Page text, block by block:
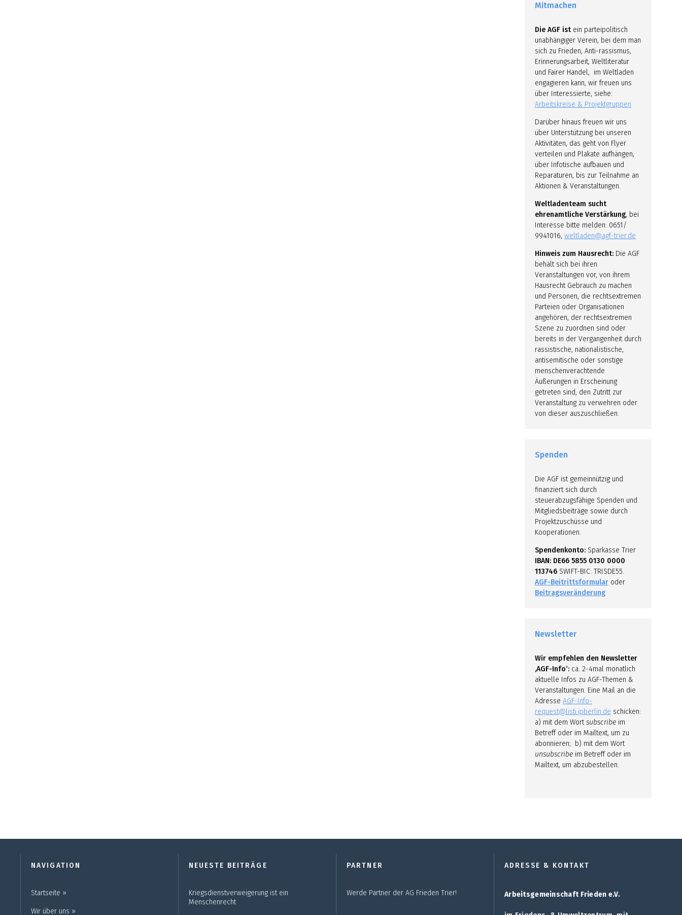
Mitmachen
Die AGF ist ein parteipolitisch
unabhängiger Verein, bei dem man
sich zu Frieden, Anti-rassismus,
Erinnerungsarbeit, Weltliteratur
und Fairer Handel, im Weltladen
engagieren kann, wir freuen uns
über Interessierte, siehe:
Arbeitskreise & Projektgruppen
Darüber hinaus freuen wir uns
über Unterstützung bei unseren
Aktivitäten, das geht von Flyer
verteilen und Plakate aufhängen,
über Infotische aufbauen und
Reparaturen, bis zur Teilnahme an
Aktionen & Veranstaltungen.
Weltladenteam sucht
ehrenamtliche Verstärkung, bei
Interesse bitte melden: 0651/
9941016, weltladen@agf-trier.de
Hinweis zum Hausrecht: Die AGF
behält sich bei ihren
Veranstaltungen vor, von ihrem
Hausrecht Gebrauch zu machen
und Personen, die rechtsextremen
Parteien oder Organisationen
angehören, der rechtsextremen
Szene zu zuordnen sind oder
bereits in der Vergangenheit durch
rassistische, nationalistische,
antisemitische oder sonstige
menschenverachtende
Äußerungen in Erscheinung
getreten sind, den Zutritt zur
Veranstaltung zu verwehren oder
von dieser auszuschließen.
Spenden
Die AGF ist gemeinnützig und
finanziert sich durch
steuerabzugsfähige Spenden und
Mitgliedsbeiträge sowie durch
Projektzuschüsse und
Kooperationen.
Spendenkonto: Sparkasse Trier
IBAN: DE66 5855 0130 0000
113746 SWIFT-BIC: TRISDE55.
AGF-Beitrittsformular oder
Beitragsveränderung
Newsletter
Wir empfehlen den Newsletter
‚AGF-Info‘: ca. 2-4mal monatlich
aktuelle Infos zu AGF-Themen &
Veranstaltungen. Eine Mail an die
Adresse AGF-Info-
request@listi.jpberlin.de schicken:
a) mit dem Wortsubscribe im
Betreff oder im Mailtext, um zu
abonnieren; b) mit dem Wort
unsubscribe im Betreff oder im
Mailtext, um abzubestellen.
NAVIGATION
Startseite ››
Wir über uns ››
NEUESTE BEITRÄGE
Kriegsdienstverweigerung ist ein
Menschenrecht
PARTNER
Werde Partner der AG Frieden Trier!
ADRESSE & KONTAKT
Arbeitsgemeinschaft Frieden e.V.